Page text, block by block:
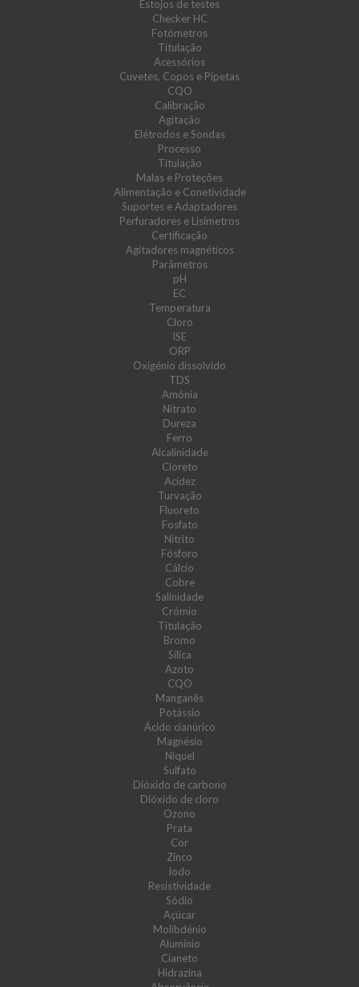
Estojos de testes
Checker HC
Fotómetros
Titulação
Acessórios
Cuvetes, Copos e Pipetas
CQO
Calibração
Agitação
Elétrodos e Sondas
Processo
Titulação
Malas e Proteções
Alimentação e Conetividade
Suportes e Adaptadores
Perfuradores e Lisímetros
Certificação
Agitadores magnéticos
Parâmetros
pH
EC
Temperatura
Cloro
ISE
ORP
Oxigénio dissolvido
TDS
Amónia
Nitrato
Dureza
Ferro
Alcalinidade
Cloreto
Acidez
Turvação
Fluoreto
Fosfato
Nitrito
Fósforo
Cálcio
Cobre
Salinidade
Crómio
Titulação
Bromo
Sílica
Azoto
CQO
Manganês
Potássio
Ácido cianúrico
Magnésio
Níquel
Sulfato
Dióxido de carbono
Dióxido de cloro
Ozono
Prata
Cor
Zinco
Iodo
Resistividade
Sódio
Açúcar
Molibdénio
Alumínio
Cianeto
Hidrazina